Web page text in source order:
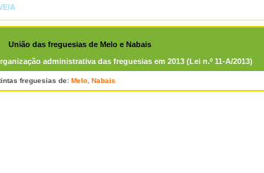
União das freguesias de Melo e Nabais
administrativa das freguesias em 2013 (Lei n.º 11-A/2013)
freguesias de: Melo Nabais